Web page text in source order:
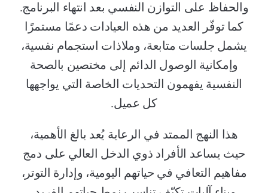
والحفاظ على التوازن النفسي بعد انتهاء البرنامج.
كما توفّر العديد من هذه العيادات دعمًا مستمرًا
يشمل جلسات متابعة، وملاذات استجمام نفسية،
وإمكانية الوصول الدائم إلى مختصين بالصحة
النفسية يفهمون التحديات الخاصة التي يواجهها
كل عميل.
هذا النهج الممتد في الرعاية يُعد بالغ الأهمية،
حيث يساعد الأفراد ذوي الدخل العالي على دمج
مفاهيم التعافي في حياتهم اليومية، وإدارة التوتر،